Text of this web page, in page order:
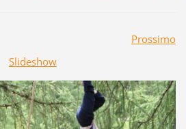
Prossimo
Slideshow